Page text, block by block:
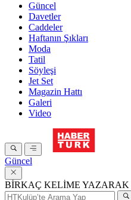
Güncel
Davetler
Caddeler
Haftanın Şıkları
Moda
Tatil
Söyleşi
Jet Set
Magazin Hattı
Galeri
Video
Güncel
BİRKAÇ KELİME